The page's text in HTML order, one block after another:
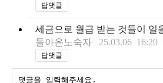
답댓글
세금으로 월급 받는 것들이 일
돌아온노숙자
25.03.06 16:20
답댓글